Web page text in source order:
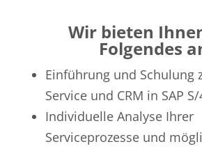
Wir bieten
Folgendes
Einführung und Schulung
Service und CRM in SAP
Individuelle Analyse Ihrer
Serviceprozesse und